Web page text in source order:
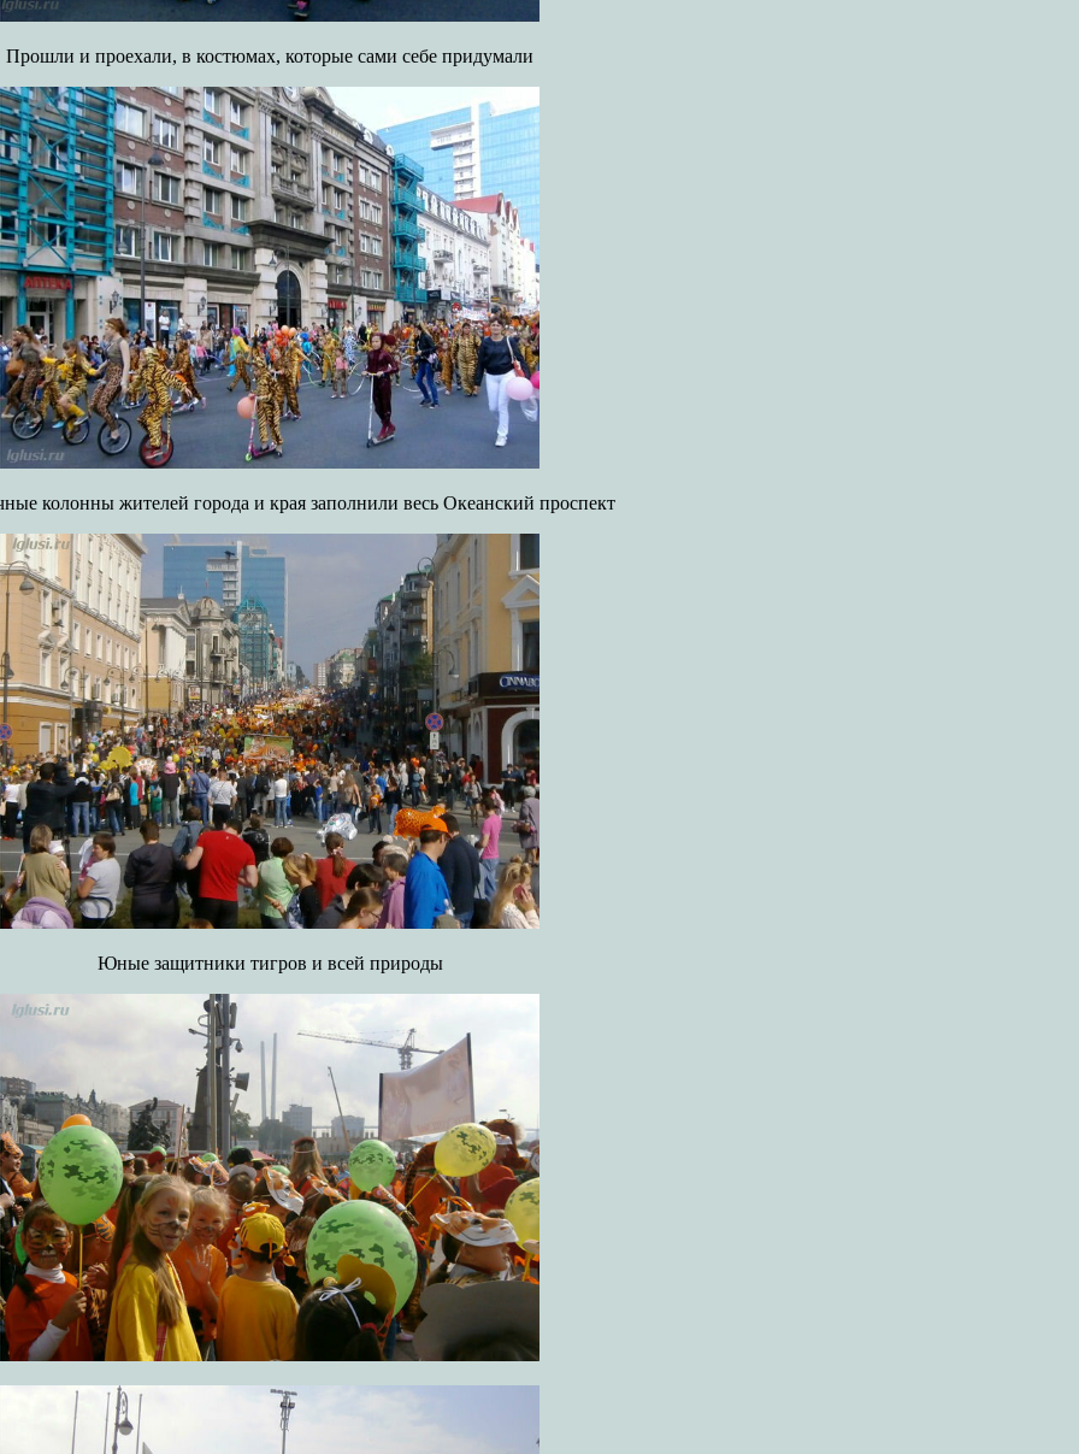
Прошли и проехали, в костюмах, которые сами себе придумали
колонны жителей города и края заполнили весь Океанский проспект
Юные защитники тигров и всей природы